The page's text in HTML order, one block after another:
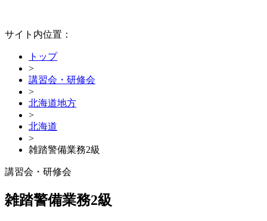
サイト内位置：
トップ
>
講習会・研修会
>
北海道地方
>
北海道
>
雑踏警備業務2級
講習会・研修会
雑踏警備業務2級